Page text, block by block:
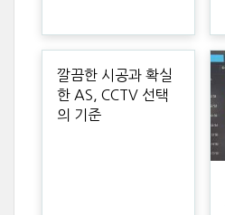
깔끔한 시공과 확실
한 AS, CCTV 선택
의 기준